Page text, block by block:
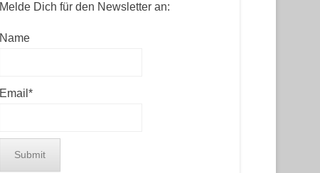
Melde Dich für den Newsletter an:
Name
Email*